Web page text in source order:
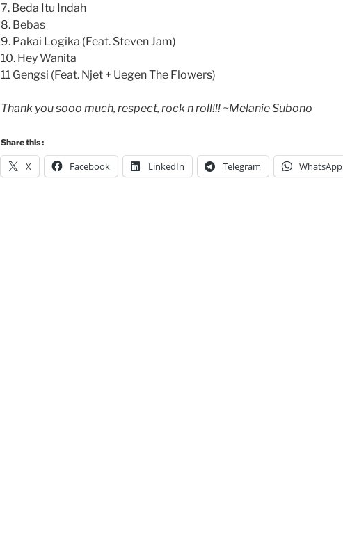
7. Beda Itu Indah
8. Bebas
9. Pakai Logika (Feat. Steven Jam)
10. Hey Wanita
11 Gengsi (Feat. Njet + Uegen The Flowers)
Thank you sooo much, respect, rock n roll!!! ~Melanie Subono
Share this :
X Facebook LinkedIn Telegram WhatsApp